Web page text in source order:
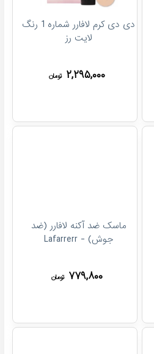
دی دی کرم لافارر شماره 1 رنگ
لایت رز
۲,۲۹۵,۰۰۰ تومان
ماسک ضد آکنه لافارر (ضد
جوش) - Lafarrerr
۷۷۹,۸۰۰ تومان